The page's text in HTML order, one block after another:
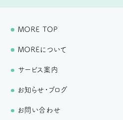
MORE TOP
MOREについて
サービス案内
お知らせ・ブログ
お問い合わせ